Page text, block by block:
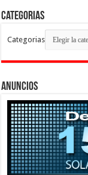
Categorias
Categorias
Anuncios